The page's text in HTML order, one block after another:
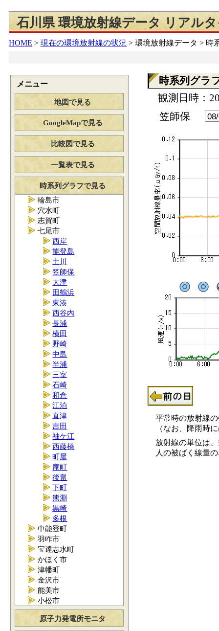
石川県 環境放射線データ リアル
HOME > 現在の環境放射線の状況 > 環境放射線データ > 時
メニュー
地図で見る
GoogleMapで見る
比較図で見る
一覧表で見る
時系列グラフで見る
輪島市
穴水町
志賀町
七尾市
西岸
能登島
土川
笠師保
大津
田鶴浜
東湊
西谷内
長浦
横田
野崎
中島
半浦
三室
石崎
和倉
江泊
直津
吉田
袖ケ江
西藤橋
町屋
庵町
後畠
下町
熊淵
黒崎
多根
中能登町
羽咋市
宝達志水町
かほく市
津幡町
金沢市
能美市
小松市
原子力発電所モニタ
時系列グラ
観測日時：
笠師保
平常時の放射線の
（なお、降雨時に
放射線の単位は、
人の被ばく線量の